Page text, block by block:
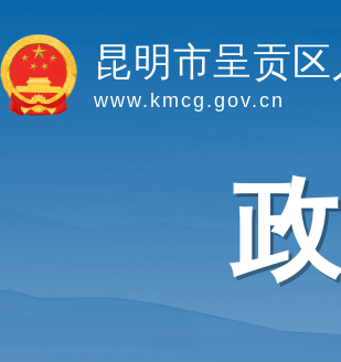
昆明市呈贡
www.kmcg.gov.cn